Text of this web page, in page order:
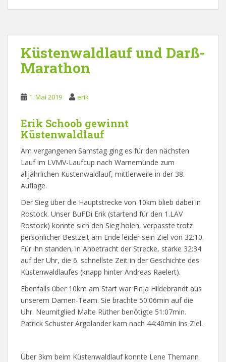
Küstenwaldlauf und Darß-
Marathon
1. Mai 2019 erik
Erik Schoob gewinnt
Küstenwaldlauf
Am vergangenen Samstag ging es für den nächsten
Lauf im LVMV-Laufcup nach Warnemünde zum
alljährlichen Küstenwaldlauf, mittlerweile in der 38.
Auflage.
Der Sieg über die Hauptstrecke von 10km blieb dabei in
Rostock. Unser BuFDi Erik (startend für den 1.LAV
Rostock) konnte sich den Sieg holen, verpasste trotz
persönlicher Bestzeit am Ende leider sein Ziel von 32:10.
Für ihn standen, in Anbetracht der Strecke, starke 32:34
auf der Uhr, die 6. schnellste Zeit in der Geschichte des
Küstenwaldlaufes (knapp hinter Andreas Raelert).
Ebenfalls über 10km am Start war Finja Hildebrandt aus
unserem Damen-Team. Sie brachte 50:06min auf die
Uhr. Neumitglied Malte Rüther benötigte 51:07min.
Patrick Schuster Argolander kam nach 44:40min ins Ziel.
Über 3km beim Küstenwaldlauf konnte Lene Themann